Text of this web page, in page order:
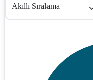
Akıllı Sıralama